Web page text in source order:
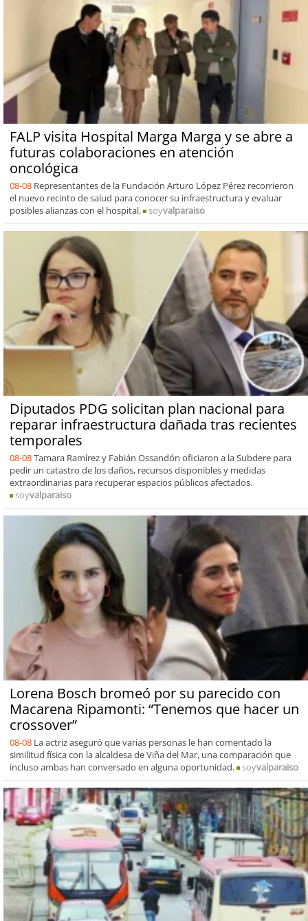
FALP visita Hospital Marga Marga y se abre a
futuras colaboraciones en atención
oncológica
08-08 Representantes de la Fundación Arturo López Pérez recorrieron
el nuevo recinto de salud para conocer su infraestructura y evaluar
posibles alianzas con el hospital.
soyvalparaiso
Diputados PDG solicitan plan nacional para
reparar infraestructura dañada tras recientes
temporales
08-08Tamara Ramírez y Fabián Ossandón oficiaron a la Subdere para
pedir un catastro de los daños, recursos disponibles y medidas
extraordinarias para recuperar espacios públicos afectados.
soyvalparaiso
Lorena Bosch bromeó por su parecido con
Macarena Ripamonti: “Tenemos que hacer un
crossover”
08-08 La actriz aseguró que varias personas le han comentado la
similitud física con la alcaldesa de Viña del Mar, una comparación que
incluso ambas han conversado en alguna oportunidad.
soyvalparaiso